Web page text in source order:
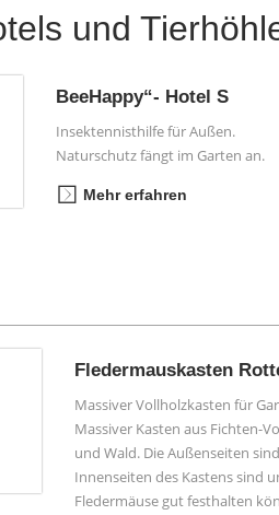
und
BeeHappy“- Hotel S
Insektennisthilfe für Außen.
Naturschutz fängt im Garten an.
Mehr erfahren
Fledermauskasten
Massiver Vollholzkasten für
Massiver Kasten aus Fichten-
und Wald. Die Außenseiten
Innenseiten des Kastens sind
Fledermäuse gut festhalten